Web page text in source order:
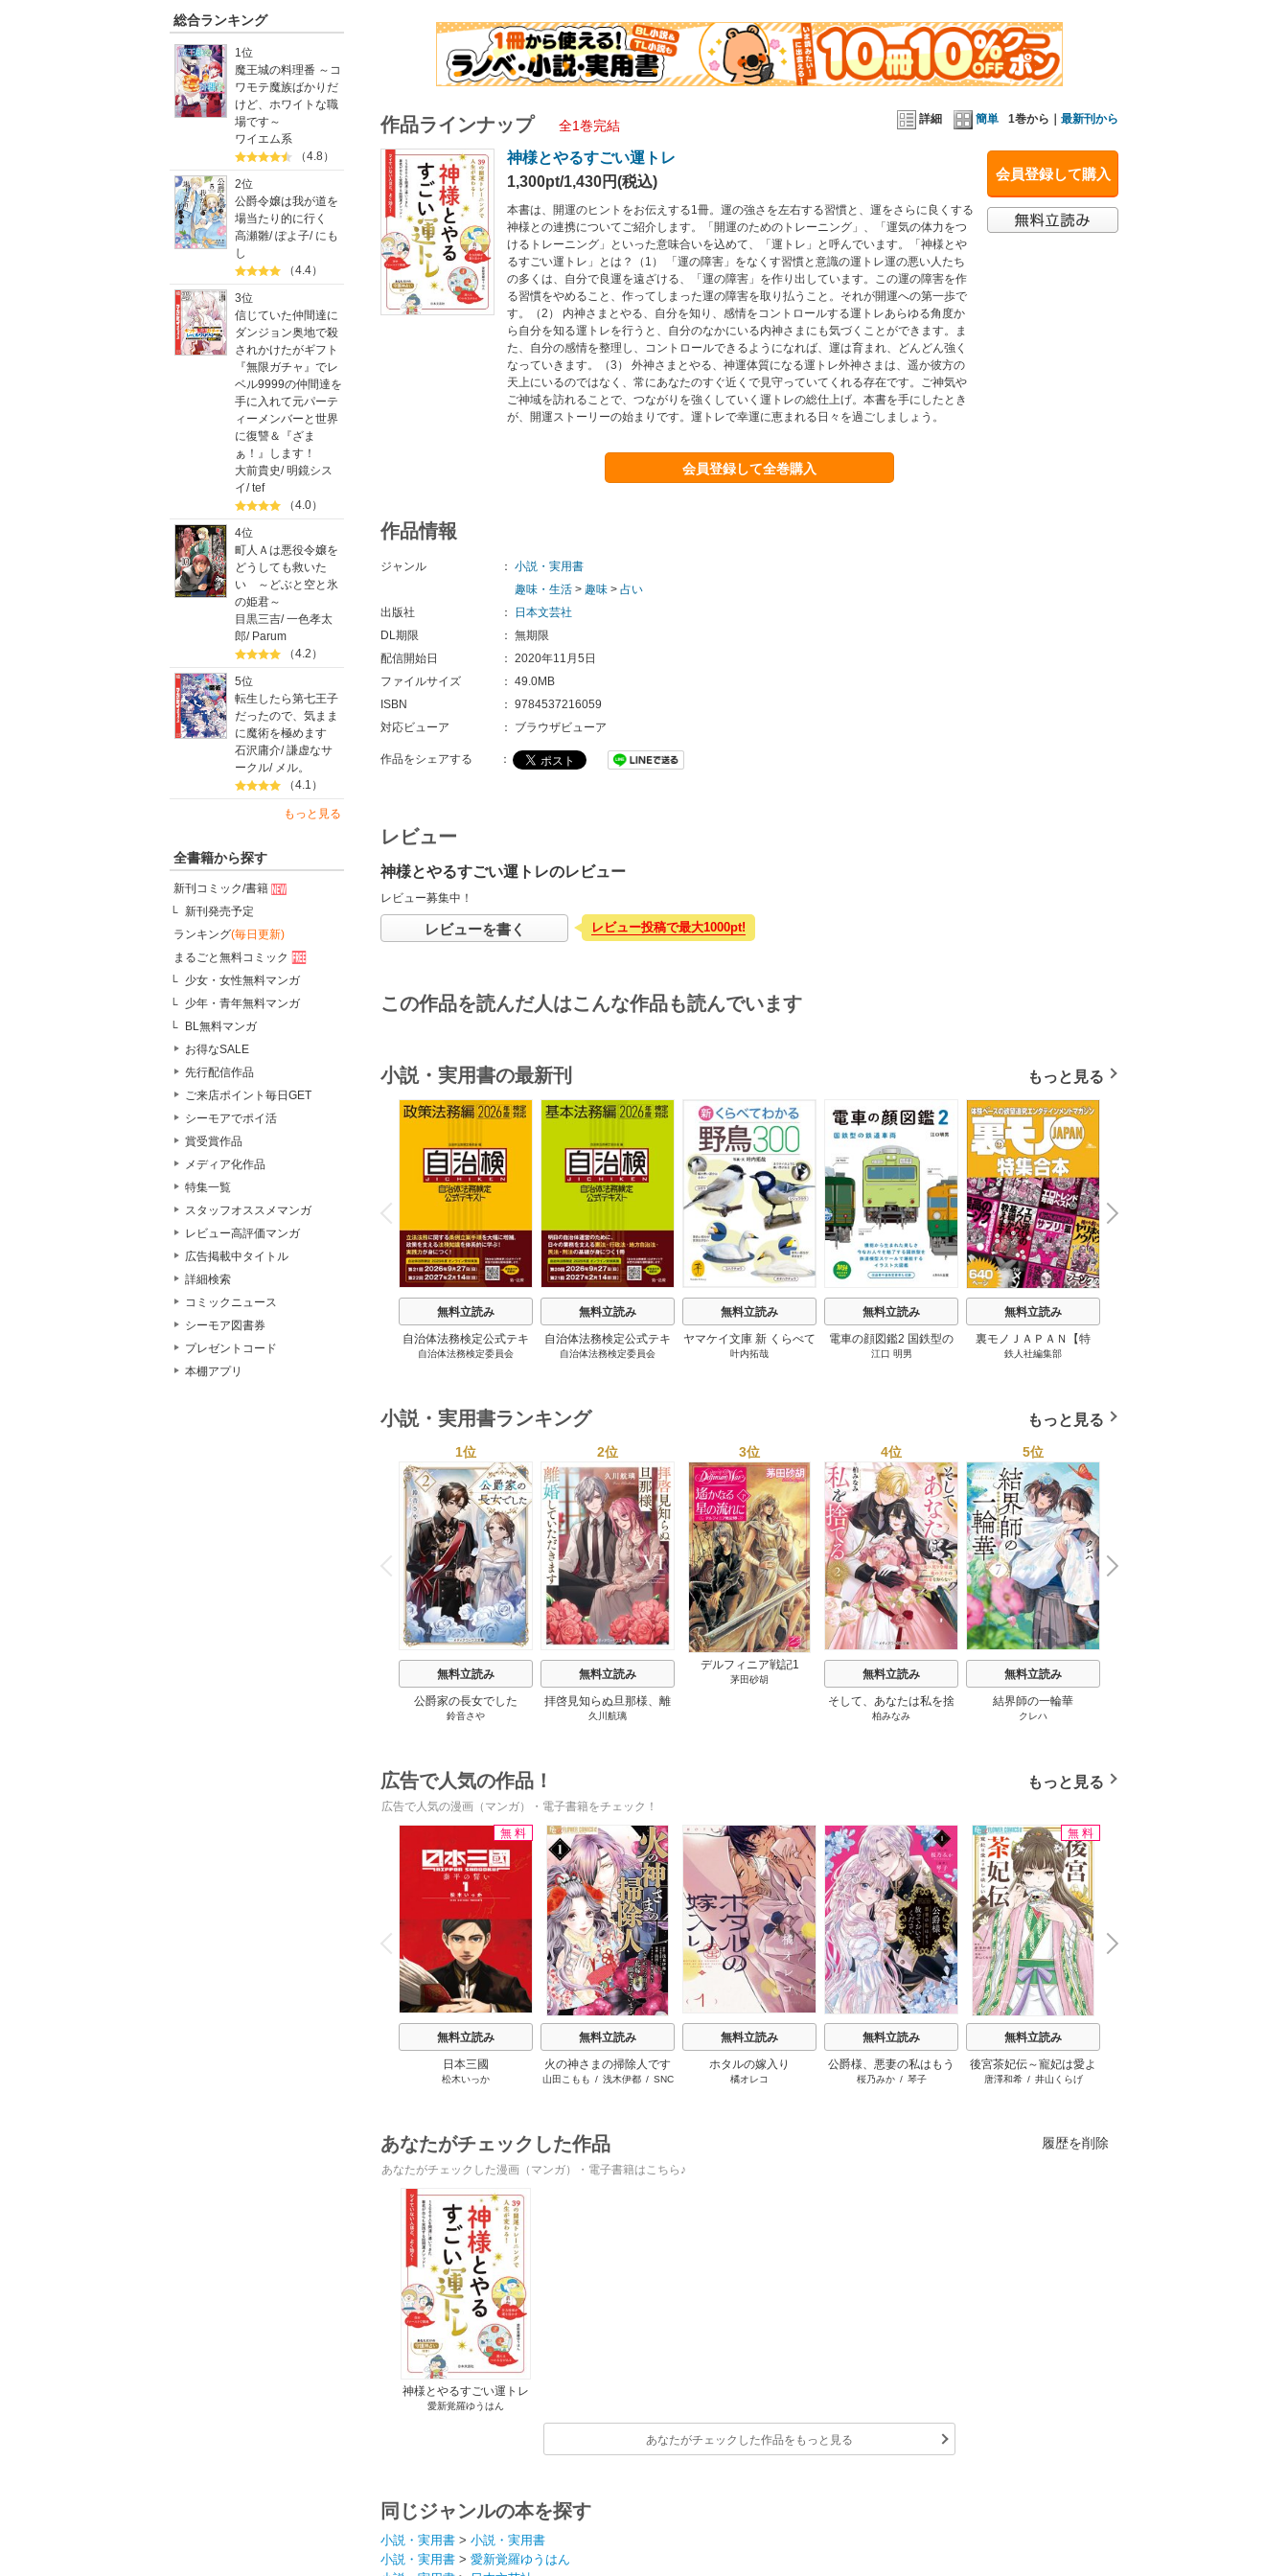
総合ランキング
1位
魔王城の料理番 ～コ
ワモテ魔族ばかりだ
けど、ホワイトな職
場です～
ワイエム系
（4.8）
2位
公爵令嬢は我が道を
場当たり的に行く
高瀬雛/ぽよ子/ にも
し
（4.4）
3位
信じていた仲間達に
ダンジョン奥地で殺
されかけたがギフト
『無限ガチャ』でレ
ベル9999の仲間達を
手に入れて元パーテ
ィーメンバーと世界
に復讐＆『ざま
ぁ！』します！
大前貴史/明鏡シス
イ/tef
（4.0）
4位
町人Ａは悪役令嬢を
どうしても救いた
い ～どぶと空と氷
の姫君～
目黒三吉/一色孝太
郎/ Parum
（4.2）
5位
転生したら第七王子
だったので、気まま
に魔術を極めます
石沢庸介/謙虚なサ
ークル/ メル。
（4.1）
もっと見る
全書籍から探す
新刊コミック/書籍
新刊発売予定
ランキング(毎日更新)
まるごと無料コミック
少女・女性無料マンガ
少年・青年無料マンガ
BL無料マンガ
お得なSALE
先行配信作品
ご来店ポイント毎日GET
シーモアでポイ活
賞受賞作品
メディア化作品
特集一覧
スタッフオススメマンガ
レビュー高評価マンガ
広告掲載中タイトル
詳細検索
コミックニュース
シーモア図書券
プレゼントコード
本棚アプリ
詳細 簡単 1巻から｜ 最新刊から
作品ラインナップ 全1巻完結
会員登録して購入
神様とやるすごい運トレ
1,300pt/1,430円(税込)
本書は、開運のヒントをお伝えする1冊。運の強さを左右する習慣と、運をさらに良くする
神様との連携についてご紹介します。「開運のためのトレーニング」、「運気の体力をつ
けるトレーニング」といった意味合いを込めて、「運トレ」と呼んでいます。「神様とや
るすごい運トレ」とは？（1） 「運の障害」をなくす習慣と意識の運トレ運の悪い人たち
の多くは、自分で良運を遠ざける、「運の障害」を作り出しています。この運の障害を作
る習慣をやめること、作ってしまった運の障害を取り払うこと。それが開運への第一歩で
す。（2） 内神さまとやる、自分を知り、感情をコントロールする運トレあらゆる角度か
ら自分を知る運トレを行うと、自分のなかにいる内神さまにも気づくことができます。ま
た、自分の感情を整理し、コントロールできるようになれば、運は育まれ、どんどん強く
なっていきます。（3） 外神さまとやる、神運体質になる運トレ外神さまは、遥か彼方の
天上にいるのではなく、常にあなたのすぐ近くで見守っていてくれる存在です。ご神気や
ご神域を訪れることで、つながりを強くしていく運トレの総仕上げ。本書を手にしたとき
が、開運ストーリーの始まりです。運トレで幸運に恵まれる日々を過ごしましょう。
会員登録して全巻購入
作品情報
ジャンル ： 小説・実用書
趣味・生活 > 趣味 > 占い
出版社
：
日本文芸社
DL期限
： 無期限
配信開始日
： 2020年11月5日
ファイルサイズ
： 49.0MB
ISBN
： 9784537216059
対応ビューア
： ブラウザビューア
作品をシェアする ：
レビュー
神様とやるすごい運トレのレビュー
レビュー募集中！
レビューを書く レビュー投稿で最大1000pt!
この作品を読んだ人はこんな作品も読んでいます
小説・実用書の最新刊 もっと見る
P
r
e
i
o
u
s
無料立読み
自治体法務検定公式テキ
スト 政策法務編 ２０
自治体法務検定委員会
無料立読み
自治体法務検定公式テキ
スト 基本法務編 ２０
自治体法務検定委員会
無料立読み
ヤマケイ文庫 新 くらべて
わかる野鳥300 1巻
叶内拓哉
無料立読み
電車の顔図鑑2 国鉄型の
鉄道車両 1巻
江口 明男
無料立読み
裏モノＪＡＰＡＮ【特
集】★超ボリューム版６
トレンド年間ベスト★お
っさん５０人の体験から
学ぶ★夢のようなエロい
楽園３０ 1巻
鉄人社編集部
N
e
x
t
小説・実用書ランキング もっと見る
P
r
e
v
i
o
u
s
1位
無料立読み
公爵家の長女でした
鈴音さや
2位
無料立読み
拝啓見知らぬ旦那様、離
婚していただきます
久川航璃
3位
デルフィニア戦記1
茅田砂胡
4位
無料立読み
そして、あなたは私を捨
てる
柏みなみ
5位
無料立読み
結界師の一輪華
クレハ
N
e
x
t
広告で人気の作品！ もっと見る
広告で人気の漫画（マンガ）・電子書籍をチェック！
P
r
e
v
i
u
無料
無料立読み
日本三國
松木いっか
無料立読み
火の神さまの掃除人です
が、いつの間にか花嫁と
山田こもも / 浅木伊都/ SNC
無料立読み
ホタルの嫁入り
橘オレコ
無料立読み
公爵様、悪妻の私はもう
放っておいてください
桜乃みか/ 琴子
無料
無料立読み
後宮茶妃伝～寵妃は愛よ
り茶が欲しい～
唐澤和希/ 井山くらげ
N
e
x
t
あなたがチェックした作品 履歴を削除
あなたがチェックした漫画（マンガ）・電子書籍はこちら♪
神様とやるすごい運トレ
愛新覚羅ゆうはん
あなたがチェックした作品をもっと見る
同じジャンルの本を探す
小説・実用書 > 小説・実用書
小説・実用書 > 愛新覚羅ゆうはん